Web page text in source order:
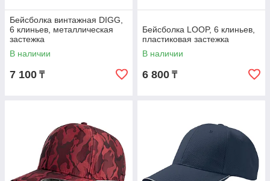
Бейсболка винтажная DIGG,
6 клиньев, металлическая
застежка
В наличии
7 100 ₸
Бейсболка LOOP, 6 клиньев,
пластиковая застежка
В наличии
6 800 ₸